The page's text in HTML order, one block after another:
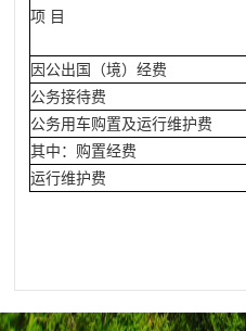
项 目
因公出国（境）经费
公务接待费
公务用车购置及运行维护费
其中：购置经费
运行维护费